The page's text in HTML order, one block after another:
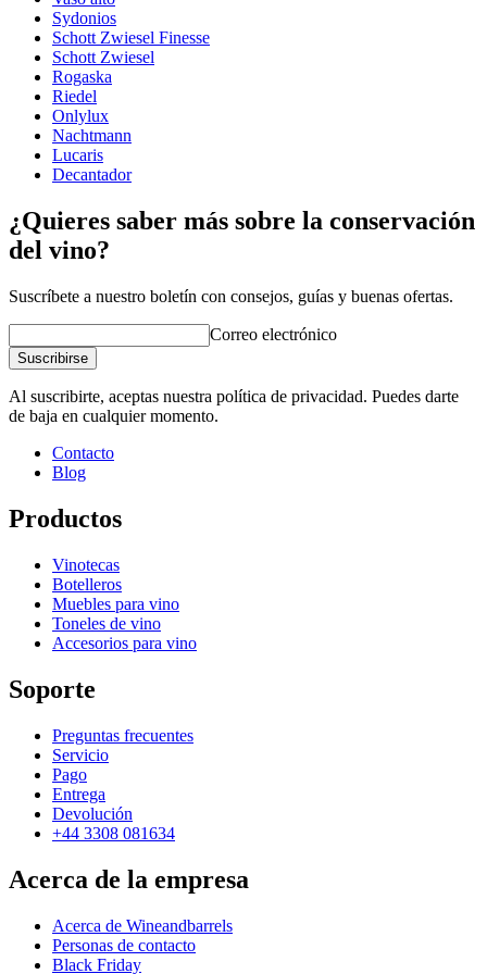
Serie de productosDefinition
VidrioCristal, Copa de vino tinto
Tipo de vidrio
Capacidad (cl)
Diámetro (cm)
Sydonios
Schott Zwiesel Finesse
Schott Zwiesel
Rogaska
Riedel
Onlylux
Nachtmann
Lucaris
Decantador
¿Quieres saber más sobre la conservación
del vino?
Suscríbete a nuestro boletín con consejos, guías y buenas ofertas.
Correo electrónico
Suscribirse
Al suscribirte, aceptas nuestra política de privacidad. Puedes darte
de baja en cualquier momento.
Contacto
Blog
Productos
Vinotecas
Botelleros
Muebles para vino
Toneles de vino
Accesorios para vino
Soporte
Preguntas frecuentes
Servicio
Pago
Entrega
Devolución
+44 3308 081634
Acerca de la empresa
Acerca de Wineandbarrels
Personas de contacto
Black Friday